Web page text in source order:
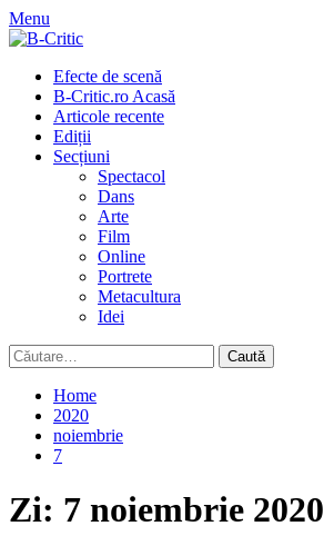
Skip
to
Menu
Primary
Menu
Efecte de scenă
B-Critic.ro Acasă
Articole recente
Ediții
Secțiuni
Spectacol
Dans
Arte
Film
Online
Portrete
Metacultura
Idei
Caută
după:
Home
2020
noiembrie
7
Zi: 7 noiembrie 2020